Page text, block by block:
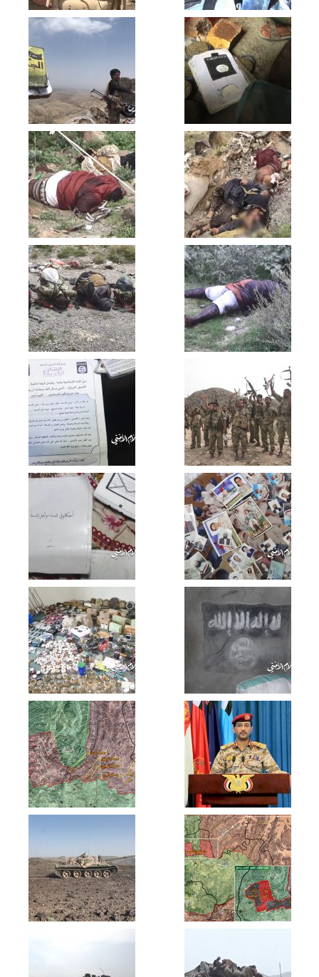
البيضاء – مقابلات مع المجاهدين المرابطين
في جبهة ناطع بمناسبة المولد النبوي –
1440هـ
البيضاء – عملية هجومية انتهت باستعادة
وتطهير جبلين كان يتمركز فيهما المنافقون
في ناطع
البيضاء – تفجر عبوات ناسفة في عدد من
المنافقين في قيفة برداع
البيضاء – صد زحف للغزاة والمنافقين
واستعادة المواقع التي حاول التسلل اليها
بجبهة ناطع
البيضاء – إقتحام تبة القرحا في فضحة
بمديرية ناطع
البيضاء – عملية هجومية ليلية على شبكة
حوران في الوهبية والسيطرة عليها واغتنام
أسلحة
البيضاء-قنص 2مناققين في وادي فضحة
بناطع
البيضاء – زيارة تفقدية لقائد اللواء 111 يحي
المهدي الى المرابطين في جبهة قيفة
زامل طوفان قيفة – عيسى الليث